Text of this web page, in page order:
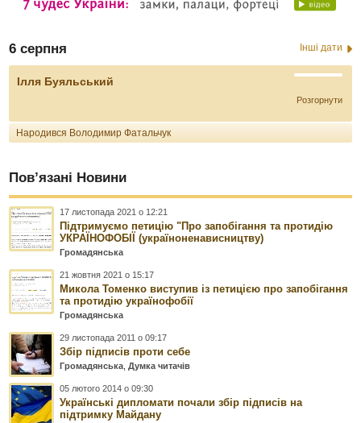
6 серпня Інші дати
Ілля Буяльський
Розгорнути
Народився Володимир Фатальчук
Пов’язані Новини
17 листопада 2021 о 12:21
Підтримуємо петицію "Про запобігання та протидію
УКРАЇНОФОБІЇ (україноненависництву)
Громадянська
21 жовтня 2021 о 15:17
Микола Томенко виступив із петицією про запобігання
та протидію українофобії
Громадянська
29 листопада 2011 о 09:17
Збір підписів проти себе
Громадянська,Думка читачів
05 лютого 2014 о 09:30
Українські дипломати почали збір підписів на
підтримку Майдану